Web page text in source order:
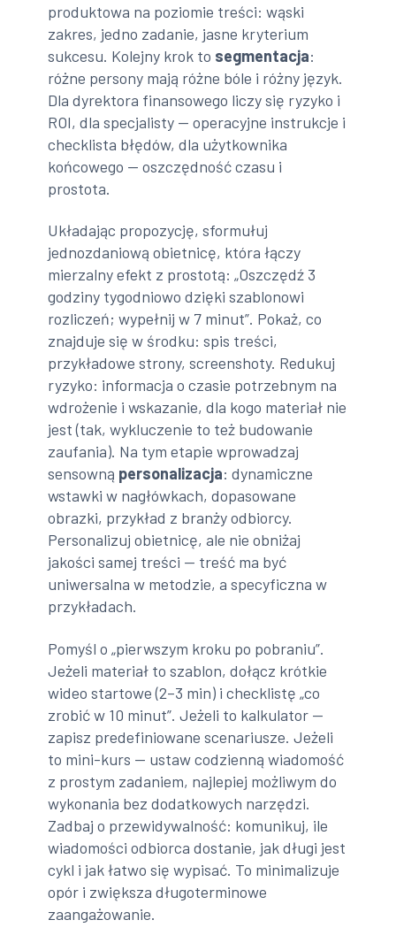
produktowa na poziomie treści: wąski
zakres, jedno zadanie, jasne kryterium
sukcesu. Kolejny krok to segmentacja:
różne persony mają różne bóle i różny język.
Dla dyrektora finansowego liczy się ryzyko i
ROI, dla specjalisty — operacyjne instrukcje i
checklista błędów, dla użytkownika
końcowego — oszczędność czasu i
prostota.
Układając propozycję, sformułuj
jednozdaniową obietnicę, która łączy
mierzalny efekt z prostotą: „Oszczędź 3
godziny tygodniowo dzięki szablonowi
rozliczeń; wypełnij w 7 minut”. Pokaż, co
znajduje się w środku: spis treści,
przykładowe strony, screenshoty. Redukuj
ryzyko: informacja o czasie potrzebnym na
wdrożenie i wskazanie, dla kogo materiał nie
jest (tak, wykluczenie to też budowanie
zaufania). Na tym etapie wprowadzaj
sensowną personalizacja: dynamiczne
wstawki w nagłówkach, dopasowane
obrazki, przykład z branży odbiorcy.
Personalizuj obietnicę, ale nie obniżaj
jakości samej treści — treść ma być
uniwersalna w metodzie, a specyficzna w
przykładach.
Pomyśl o „pierwszym kroku po pobraniu”.
Jeżeli materiał to szablon, dołącz krótkie
wideo startowe (2–3 min) i checklistę „co
zrobić w 10 minut”. Jeżeli to kalkulator —
zapisz predefiniowane scenariusze. Jeżeli
to mini-kurs — ustaw codzienną wiadomość
z prostym zadaniem, najlepiej możliwym do
wykonania bez dodatkowych narzędzi.
Zadbaj o przewidywalność: komunikuj, ile
wiadomości odbiorca dostanie, jak długi jest
cykl i jak łatwo się wypisać. To minimalizuje
opór i zwiększa długoterminowe
zaangażowanie.